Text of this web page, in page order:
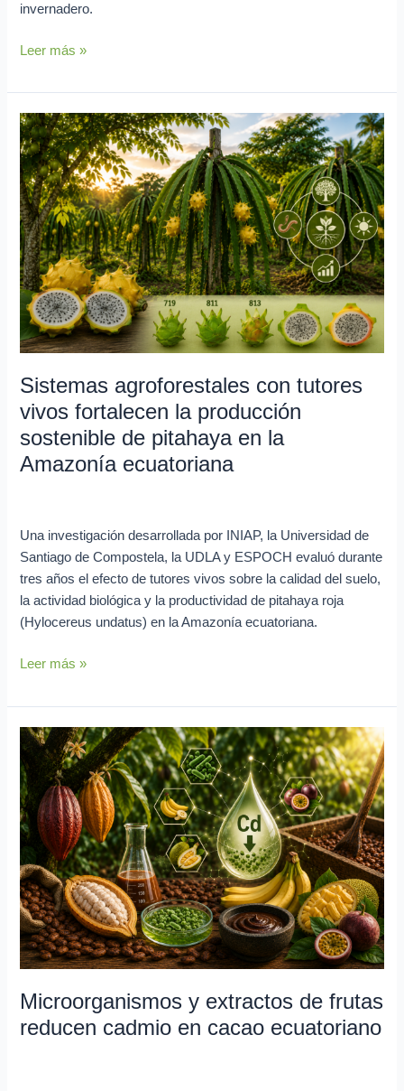
invernadero.
Leer más »
Sistemas agroforestales con tutores
vivos fortalecen la producción
sostenible de pitahaya en la
Amazonía ecuatoriana
Una investigación desarrollada por INIAP, la Universidad de
Santiago de Compostela, la UDLA y ESPOCH evaluó durante
tres años el efecto de tutores vivos sobre la calidad del suelo,
la actividad biológica y la productividad de pitahaya roja
(Hylocereus undatus) en la Amazonía ecuatoriana.
Sistemas
agroforestales
con
tutores
vivos
fortalecen
la
producción
sostenible
de
pitahaya
la
Amazonía
ecuatoriana
Leer más »
Microorganismos y extractos de frutas
reducen cadmio en cacao ecuatoriano
Microorganismos
y
extractos
de
frutas
reducen
cadmio
en
cacao
ecuatoriano